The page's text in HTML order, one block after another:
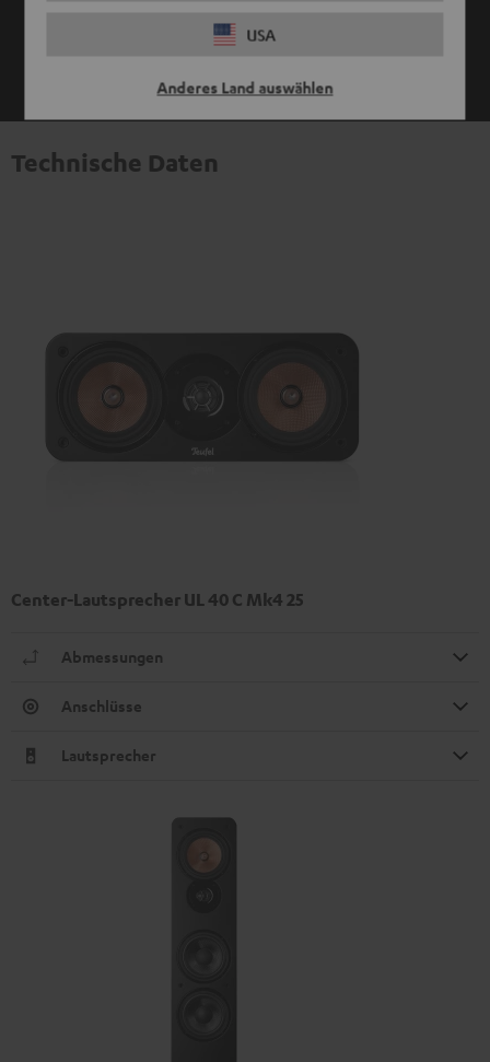
USA
Anderes Land auswählen
Technische Daten
Center-Lautsprecher UL 40 C Mk4 25
Abmessungen
Anschlüsse
Lautsprecher